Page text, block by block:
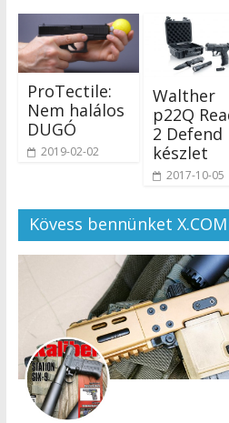
ProTectile:
Nem halálos
DUGÓ
2019-02-02
Walther
p22Q
2 Defend
készlet
2017-10-05
Kövess bennünket